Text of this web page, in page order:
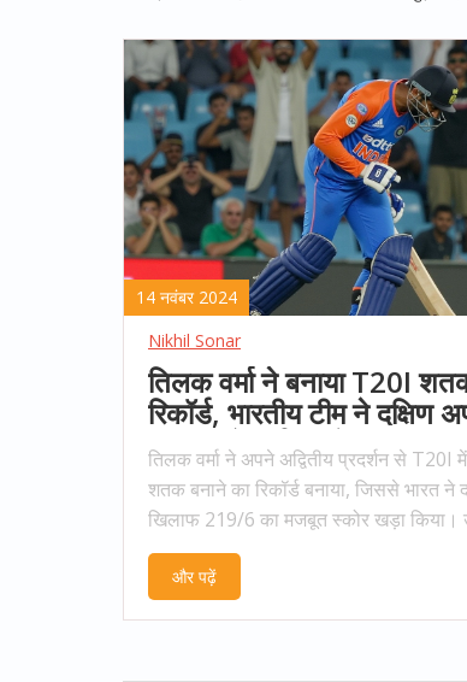
14 नवंबर 2024
Nikhil Sonar
तिलक वर्मा ने बनाया T20I
रिकॉर्ड, भारतीय टीम ने दक्षिण
11 रन से दर्ज की रोमांचक जीत
तिलक वर्मा ने अपने अद्वितीय प्रदर्शन से
शतक बनाने का रिकॉर्ड बनाया, जिससे भारत ने
खिलाफ 219/6 का मजबूत स्कोर खड़ा किया।
बल्लेबाज़ी ने भारत को सुपरस्पोर्ट पार्क,
मुकाबले में 11 रन से जीत दिलाई। उनकी साथी
और पढ़ें